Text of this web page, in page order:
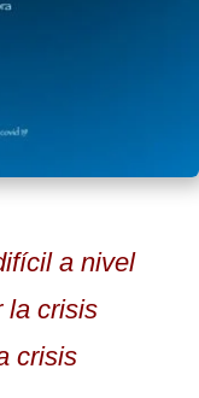
a nivel
la crisis
crisis